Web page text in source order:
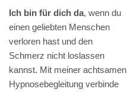
Ich bin für dich da, wenn du
einen geliebten Menschen
verloren hast und den
Schmerz nicht loslassen
kannst. Mit meiner achtsamen
Hypnosebegleitung verbinde